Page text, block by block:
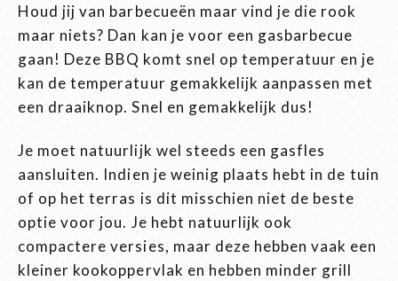
Houd jij van barbecueën maar vind je die rook
maar niets? Dan kan je voor een gasbarbecue
gaan! Deze BBQ komt snel op temperatuur en je
kan de temperatuur gemakkelijk aanpassen met
een draaiknop. Snel en gemakkelijk dus!
Je moet natuurlijk wel steeds een gasfles
aansluiten. Indien je weinig plaats hebt in de tuin
of op het terras is dit misschien niet de beste
optie voor jou. Je hebt natuurlijk ook
compactere versies, maar deze hebben vaak een
kleiner kookoppervlak en hebben minder grill